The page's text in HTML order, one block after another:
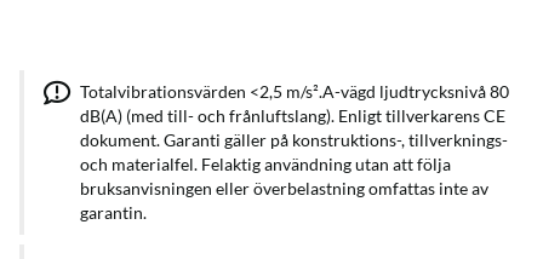
Totalvibrationsvärden <2,5 m/s².A-vägd ljudtrycksnivå 80
dB(A) (med till- och frånluftslang). Enligt tillverkarens CE
dokument. Garanti gäller på konstruktions-, tillverknings-
och materialfel. Felaktig användning utan att följa
bruksanvisningen eller överbelastning omfattas inte av
garantin.